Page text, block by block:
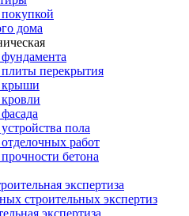
дома
плиты перекрытия
крыши
пола
работ
бетона
экспертиза
строительных экспертиз
экспертиза